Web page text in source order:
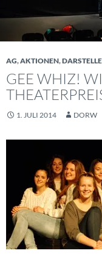
AG,AKTIONEN,
GEE WHIZ!
1. JULI 2014 DORW